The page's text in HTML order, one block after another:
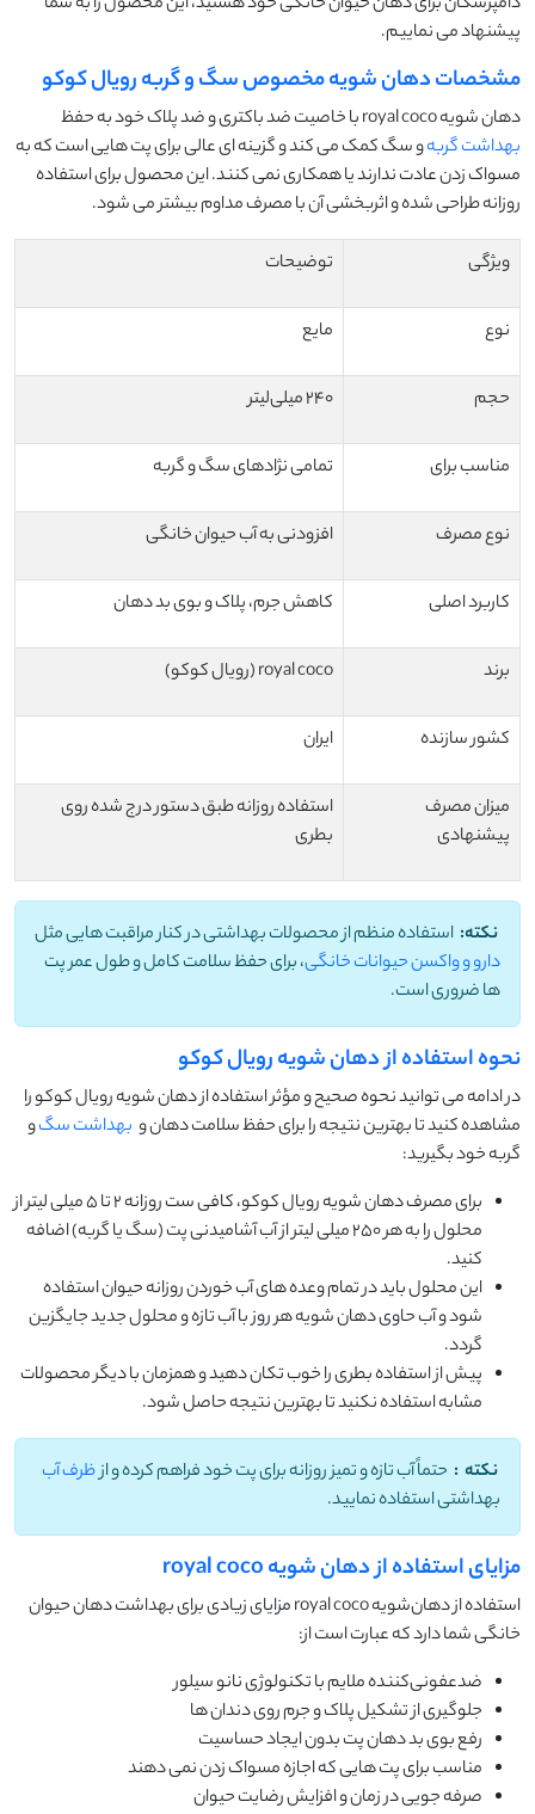
پیشنهاد می نماییم.
مشخصات دهان شویه مخصوص سگ و گربه رویال کوکو
دهان شویه royal coco با خاصیت ضد باکتری و ضد پلاک خود به حفظ
بهداشت گربهو سگ کمک می کند و گزینه ای عالی برای پت هایی است که به
مسواک زدن عادت ندارند یا همکاری نمی کنند. این محصول برای استفاده
روزانه طراحی شده و اثربخشی آن با مصرف مداوم بیشتر می شود.
ویژگی توضیحات
نوع مایع
حجم ۲۴۰ میلی‌لیتر
مناسب برای تمامی نژادهای سگ و گربه
نوع مصرف افزودنی به آب حیوان خانگی
کاربرد اصلی کاهش جرم، پلاک و بوی بد دهان
برند royal coco (رویال کوکو)
کشور سازنده ایران
میزان مصرف
پیشنهادی
استفاده روزانه طبق دستور درج شده روی
بطری
نکته: استفاده منظم از محصولات بهداشتی در کنار مراقبت هایی مثل
دارو و واکسن حیوانات خانگی، برای حفظ سلامت کامل و طول عمر پت
ها ضروری است.
نحوه استفاده از دهان شویه رویال کوکو
در ادامه می توانید نحوه صحیح و مؤثر استفاده از دهان شویه رویال کوکو را
مشاهده کنید تا بهترین نتیجه را برای حفظ سلامت دهان و بهداشت سگو
گربه خود بگیرید:
برای مصرف دهان شویه رویال کوکو، کافی ست روزانه ۲ تا ۵ میلی لیتر از
محلول را به هر ۲۵۰ میلی لیتر از آب آشامیدنی پت (سگ یا گربه) اضافه
کنید.
این محلول باید در تمام وعده های آب‌ خوردن روزانه حیوان استفاده
شود و آب حاوی دهان شویه هر روز با آب تازه و محلول جدید جایگزین
گردد.
پیش از استفاده بطری را خوب تکان دهید و همزمان با دیگر محصولات
مشابه استفاده نکنید تا بهترین نتیجه حاصل شود.
نکته : حتماً آب تازه و تمیز روزانه برای پت خود فراهم کرده و ازظرف آب
بهداشتی استفاده نمایید.
مزایای استفاده از دهان شویه royal coco
استفاده از دهان‌شویه royal coco مزایای زیادی برای بهداشت دهان حیوان
خانگی شما دارد که عبارت است از:
ضدعفونی‌کننده ملایم با تکنولوژی نانو سیلور
جلوگیری از تشکیل پلاک و جرم روی دندان ها
رفع بوی بد دهان پت بدون ایجاد حساسیت
مناسب برای پت هایی که اجازه مسواک زدن نمی دهند
صرفه جویی در زمان و افزایش رضایت حیوان